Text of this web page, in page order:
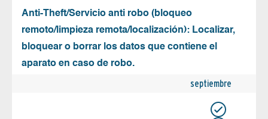
Anti-Theft/Servicio anti robo (bloqueo
remoto/limpieza remota/localización): Localizar,
bloquear o borrar los datos que contiene el
aparato en caso de robo.
septiembre